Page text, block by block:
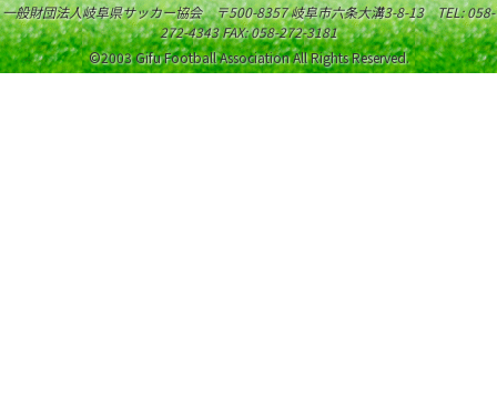
一般財団法人岐阜県サッカー協会 〒500-8357 岐阜市六条大溝3-8-13 TEL: 058-
272-4343 FAX: 058-272-3181
©2003 Gifu Football Association All Rights Reserved.